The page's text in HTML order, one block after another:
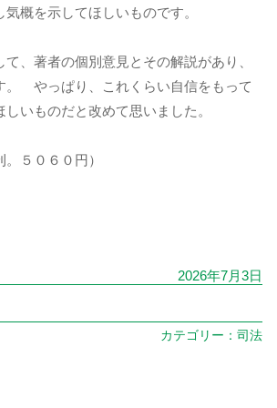
概を示してほしいものです。
、著者の個別意見とその解説があり、
。 やっぱり、これくらい自信をもって
いものだと改めて思いました。
。５０６０円）
2026年7月3日
カテゴリー： 司法